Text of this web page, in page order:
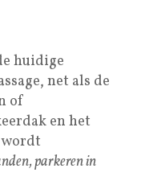
huidige
net als de
of
en het
parkeren in